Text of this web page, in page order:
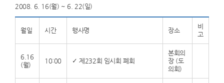
2008. 6. 16(월) ~ 6. 22(일)
월일 시간 행사명 장소
비
고
6.16
(월)
10:00 ✓ 제232회 임시회 폐회
본회의
장 (도
의회)